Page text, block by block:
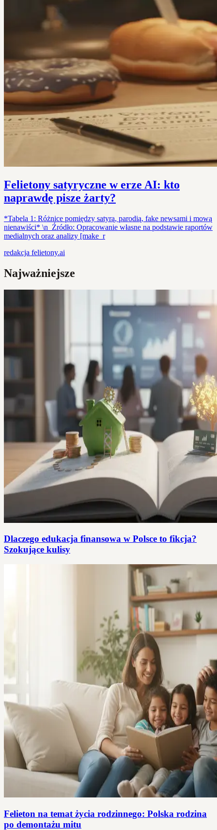
Felietony satyryczne w erze AI: kto
naprawdę pisze żarty?
*Tabela 1: Różnice pomiędzy satyrą, parodią, fake newsami i mową
nienawiści* \n_Źródło: Opracowanie własne na podstawie raportów
medialnych oraz analizy [make_r
redakcja felietony.ai
Najważniejsze
Dlaczego edukacja finansowa w Polsce to fikcja?
Szokujące kulisy
Felieton na temat życia rodzinnego: Polska rodzina
po demontażu mitu